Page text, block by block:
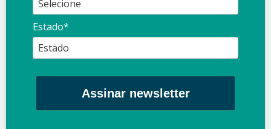
Estado*
Assinar newsletter